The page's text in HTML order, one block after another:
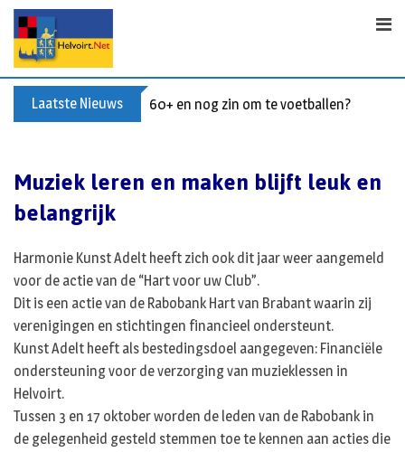
Skip
content
Laatste Nieuws 60+ en nog zin om te voetballen? Kom
Muziek leren en maken blijft leuk en
belangrijk
Harmonie Kunst Adelt heeft zich ook dit jaar weer aangemeld
voor de actie van de “Hart voor uw Club”.
Dit is een actie van de Rabobank Hart van Brabant waarin zij
verenigingen en stichtingen financieel ondersteunt.
Kunst Adelt heeft als bestedingsdoel aangegeven: Financiële
ondersteuning voor de verzorging van muzieklessen in
Helvoirt.
Tussen 3 en 17 oktober worden de leden van de Rabobank in
de gelegenheid gesteld stemmen toe te kennen aan acties die